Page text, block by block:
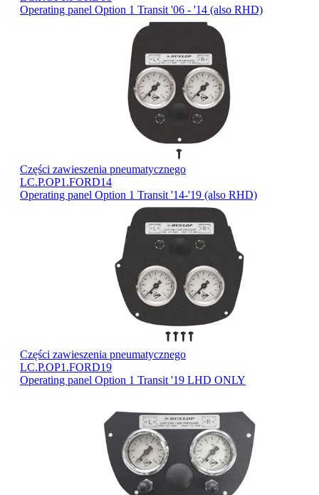
Operating panel Option 1 Transit '06 - '14 (also RHD)
Części zawieszenia pneumatycznego
LC.P.OP1.FORD14
Operating panel Option 1 Transit '14-'19 (also RHD)
Części zawieszenia pneumatycznego
LC.P.OP1.FORD19
Operating panel Option 1 Transit '19 LHD ONLY